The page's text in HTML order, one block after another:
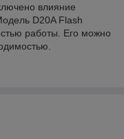
влияние
D20A Flash
работы. Его можно